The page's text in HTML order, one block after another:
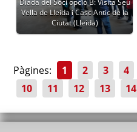
Diada del Soci opció B: Visita Seu
Vella de Lleida i Casc Antic de la
Ciutat (Lleida)
Pàgines: 1 2 3 4
10
11 12 13 14